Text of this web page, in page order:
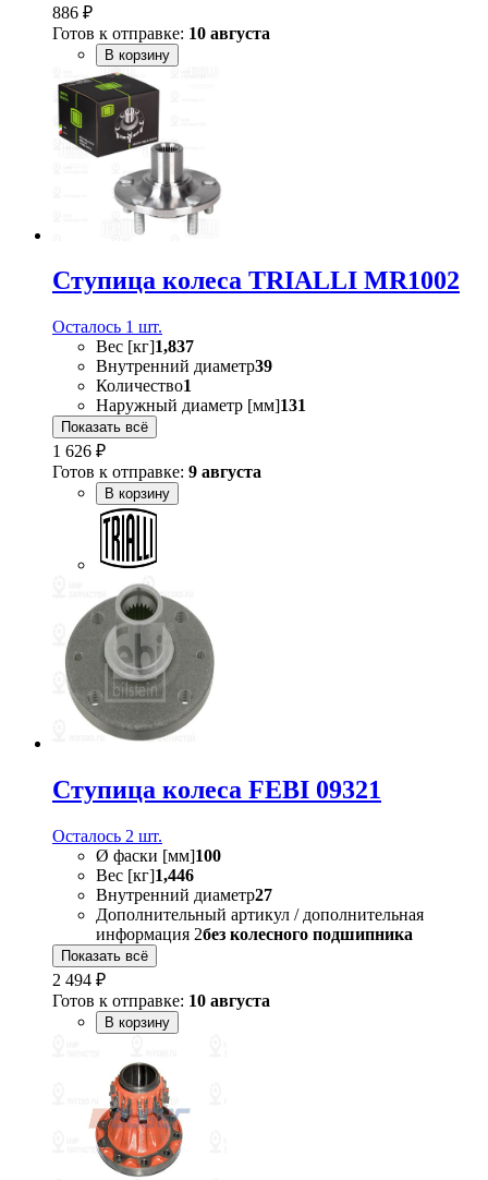
886 ₽
Готов к отправке: 10 августа
В корзину
Ступица колеса TRIALLI MR1002
Осталось 1 шт.
Вес [кг]1,837
Внутренний диаметр39
Количество1
Наружный диаметр [мм]131
Показать всё
1 626 ₽
Готов к отправке: 9 августа
В корзину
Ступица колеса FEBI 09321
Осталось 2 шт.
Ø фаски [мм]100
Вес [кг]1,446
Внутренний диаметр27
Дополнительный артикул / дополнительная
информация 2без колесного подшипника
Показать всё
2 494 ₽
Готов к отправке: 10 августа
В корзину